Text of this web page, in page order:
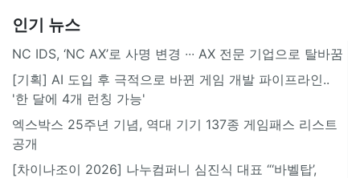
인기 뉴스
NC IDS, ‘NC AX’로 사명 변경 ∙∙∙ AX 전문 기업으로 탈바꿈
[기획] AI 도입 후 극적으로 바뀐 게임 개발 파이프라인..
'한 달에 4개 런칭 가능'
엑스박스 25주년 기념, 역대 기기 137종 게임패스 리스트
공개
[차이나조이 2026] 나누컴퍼니 심진식 대표 “‘바벨탑’,